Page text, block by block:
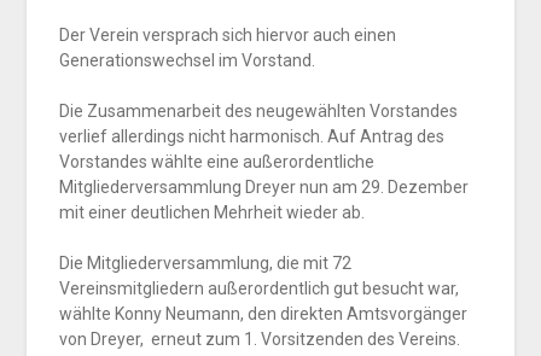
Der Verein versprach sich hiervor auch einen
Generationswechsel im Vorstand.
Die Zusammenarbeit des neugewählten Vorstandes
verlief allerdings nicht harmonisch. Auf Antrag des
Vorstandes wählte eine außerordentliche
Mitgliederversammlung Dreyer nun am 29. Dezember
mit einer deutlichen Mehrheit wieder ab.
Die Mitgliederversammlung, die mit 72
Vereinsmitgliedern außerordentlich gut besucht war,
wählte Konny Neumann, den direkten Amtsvorgänger
von Dreyer, erneut zum 1. Vorsitzenden des Vereins.